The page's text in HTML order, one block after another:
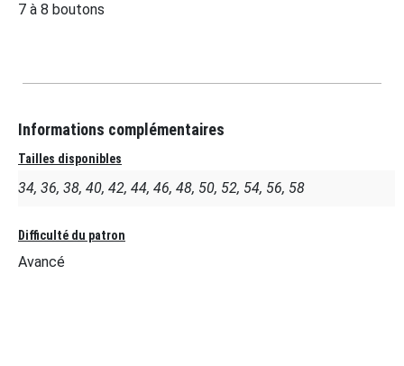
7 à 8 boutons
Informations complémentaires
Tailles disponibles
34, 36, 38, 40, 42, 44, 46, 48, 50, 52, 54, 56, 58
Difficulté du patron
Avancé